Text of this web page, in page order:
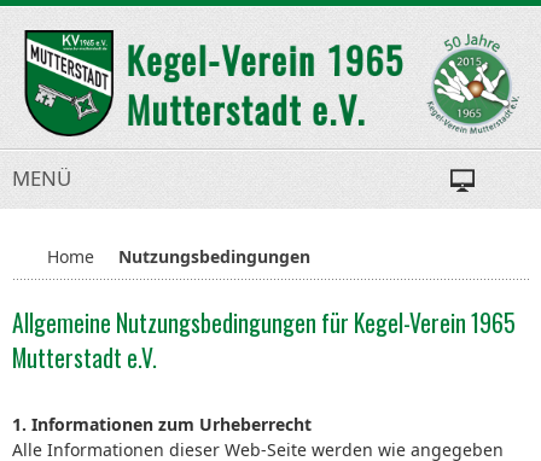
MENÜ
Home Nutzungsbedingungen
Allgemeine Nutzungsbedingungen für Kegel-Verein 1965
Mutterstadt e.V.
1. Informationen zum Urheberrecht
Alle Informationen dieser Web-Seite werden wie angegeben